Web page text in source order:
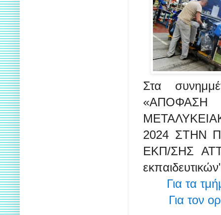
Στα
2024 ΣΤΗΝ
ΕΚΠ/ΣΗΣ
Για τα
Για τον